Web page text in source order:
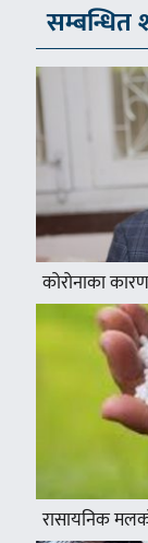
सम्बन्धित
कोरोनाका कारण
रासायनिक